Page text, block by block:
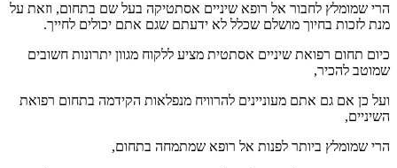
הרי שמומלץ לחבור אל רופא שיניים אסתטיקה בעל שם בתחום, וזאת על
מנת לזכות בחיוך מושלם שכלל לא ידעתם שגם אתם יכולים לחייך.
כיום תחום רפואת שיניים אסתטית מציע ללקוח מגוון יתרונות חשובים
שמוטב להכיר,
ועל כן אם גם אתם מעוניינים להרוויח מנפלאות הקידמה בתחום רפואת
השיניים,
הרי שמומלץ ביותר לפנות אל רופא שמתמחה בתחום,